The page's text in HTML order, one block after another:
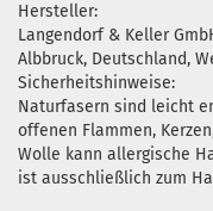
Hersteller:
Langendorf & Keller
Albbruck, Deutschland,
Sicherheitshinweise:
Naturfasern sind leicht
offenen Flammen,
Wolle kann allergische
ist ausschließlich zum